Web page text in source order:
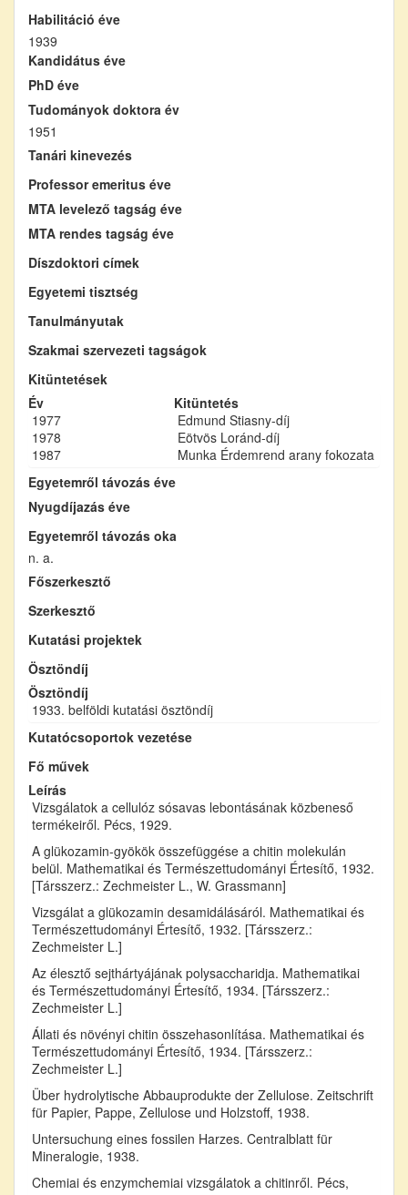
Habilitáció éve
1939
Kandidátus éve
PhD éve
Tudományok doktora év
1951
Tanári kinevezés
Professor emeritus éve
MTA levelező tagság éve
MTA rendes tagság éve
Díszdoktori címek
Egyetemi tisztség
Tanulmányutak
Szakmai szervezeti tagságok
Kitüntetések
Év
Kitüntetés
1977
Edmund Stiasny-díj
1978
Eötvös Loránd-díj
1987
Munka Érdemrend arany fokozata
Egyetemről távozás éve
Nyugdíjazás éve
Egyetemről távozás oka
n. a.
Főszerkesztő
Szerkesztő
Kutatási projektek
Ösztöndíj
Ösztöndíj
1933. belföldi kutatási ösztöndíj
Kutatócsoportok vezetése
Fő művek
Leírás
Vizsgálatok a cellulóz sósavas lebontásának közbeneső
termékeiről. Pécs, 1929.
A glükozamin-gyökök összefüggése a chitin molekulán
belül. Mathematikai és Természettudományi Értesítő, 1932.
[Társszerz.: Zechmeister L., W. Grassmann]
Vizsgálat a glükozamin desamidálásáról. Mathematikai és
Természettudományi Értesítő, 1932. [Társszerz.:
Zechmeister L.]
Az élesztő sejthártyájának polysaccharidja. Mathematikai
és Természettudományi Értesítő, 1934. [Társszerz.:
Zechmeister L.]
Állati és növényi chitin összehasonlítása. Mathematikai és
Természettudományi Értesítő, 1934. [Társszerz.:
Zechmeister L.]
Über hydrolytische Abbauprodukte der Zellulose. Zeitschrift
für Papier, Pappe, Zellulose und Holzstoff, 1938.
Untersuchung eines fossilen Harzes. Centralblatt für
Mineralogie, 1938.
Chemiai és enzymchemiai vizsgálatok a chitinről. Pécs,